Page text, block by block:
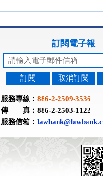
訂閱電子報
訂閱 取消訂閱
服務專線： 886-2-2509-3536
傳 真：886-2-2503-1122
服務信箱：